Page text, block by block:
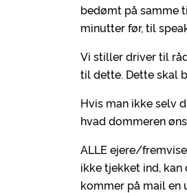
bedømt på samme
minutter før, til
Vi stiller driver til
til dette. Dette skal
Hvis man ikke selv
hvad dommeren
ALLE ejere/
ikke tjekket ind,
kommer på mail en